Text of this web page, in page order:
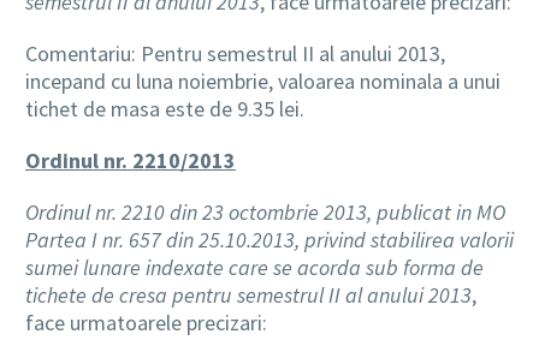
Comentariu: Pentru semestrul II al anului 2013,
incepand cu luna noiembrie, valoarea nominala a unui
tichet de masa este de 9.35 lei.
Ordinul nr. 2210/2013
Ordinul nr. 2210 din 23 octombrie 2013, publicat in MO
Partea I nr. 657 din 25.10.2013, privind stabilirea valorii
sumei lunare indexate care se acorda sub forma de
tichete de cresa pentru semestrul II al anului 2013,
face urmatoarele precizari: